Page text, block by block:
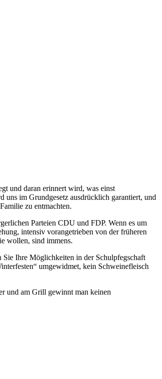
und daran erinnert wird, was einst
uns im Grundgesetz ausdrücklich garantiert, und
zu entmachten.
Parteien CDU und FDP. Wenn es um
intensiv vorangetrieben von der früheren
wollen, sind immens.
Ihre Möglichkeiten in der Schulpfegschaft
umgewidmet, kein Schweinefleisch
und am Grill gewinnt man keinen